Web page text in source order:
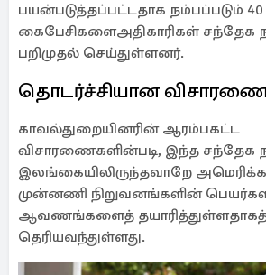
பயன்படுத்தப்பட்டதாக நம்பப்படும்
கைபேசிகளைஅதிகாரிகள் சந்தேக
பறிமுதல் செய்துள்ளனர்.
தொடர்ச்சியான
காவல்துறையினரின் ஆரம்பகட்ட
விசாரணைகளின்படி, இந்த சந்தேக
இலங்கையிலிருந்தவாறே
முன்னணி நிறுவனங்களின்
ஆவணங்களைத்
தெரியவந்துள்ளது.